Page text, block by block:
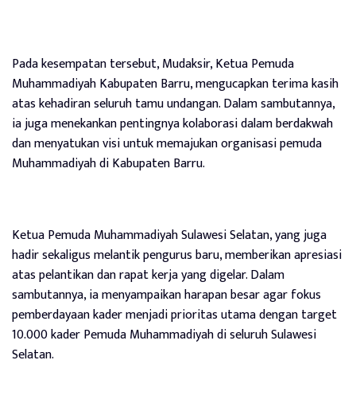
Pada kesempatan tersebut, Mudaksir, Ketua Pemuda
Muhammadiyah Kabupaten Barru, mengucapkan terima kasih
atas kehadiran seluruh tamu undangan. Dalam sambutannya,
ia juga menekankan pentingnya kolaborasi dalam berdakwah
dan menyatukan visi untuk memajukan organisasi pemuda
Muhammadiyah di Kabupaten Barru.
Ketua Pemuda Muhammadiyah Sulawesi Selatan, yang juga
hadir sekaligus melantik pengurus baru, memberikan apresiasi
atas pelantikan dan rapat kerja yang digelar. Dalam
sambutannya, ia menyampaikan harapan besar agar fokus
pemberdayaan kader menjadi prioritas utama dengan target
10.000 kader Pemuda Muhammadiyah di seluruh Sulawesi
Selatan.